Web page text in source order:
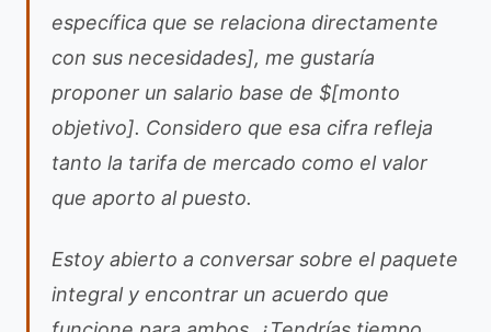
específica que se relaciona directamente
con sus necesidades], me gustaría
proponer un salario base de $[monto
objetivo]. Considero que esa cifra refleja
tanto la tarifa de mercado como el valor
que aporto al puesto.
Estoy abierto a conversar sobre el paquete
integral y encontrar un acuerdo que